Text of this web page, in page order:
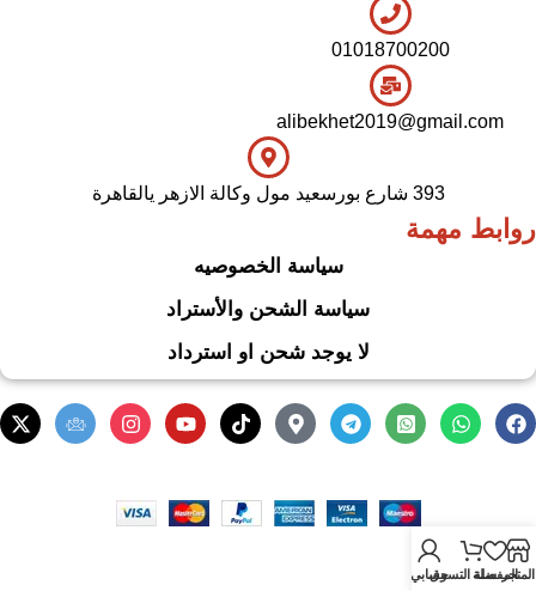
01018700200
روابط مهمة
سياسة الخصوصيه
سياسة الشحن والأستراد
لا يوجد شحن او استرداد
alibekhet2019@gmail.com
393 شارع بورسعيد مول وكالة الازهر يالقاهرة
المتجرالمفضلةسلة التسوقحسابي